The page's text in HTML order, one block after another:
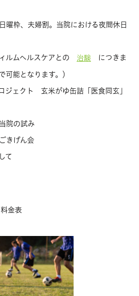
曜枠、夫婦割。当院における夜間休日
ルムヘルスケアとの 治験 につきま
可能となります。）
ェクト 玄米がゆ缶詰「医食同玄」
院の試み
きげん会
て
金表